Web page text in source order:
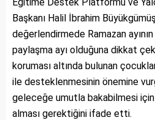
Başkanı Halil İbrahim
değerlendirmede Ramazan
paylaşma ayı olduğuna dikkat
koruması altında bulunan
ile desteklenmesinin önemine
geleceğe umutla bakabilmesi
alması gerektiğini ifade etti.